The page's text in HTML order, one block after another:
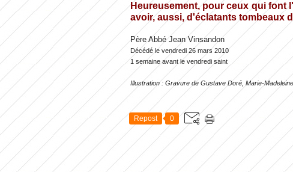
Heureusement, pour ceux qui font
avoir, aussi, d'éclatants tombeaux
Père Abbé Jean Vinsandon
Décédé le vendredi 26 mars 2010
1 semaine avant le vendredi saint
Illustration : Gravure de Gustave Doré, Marie-
Repost 0